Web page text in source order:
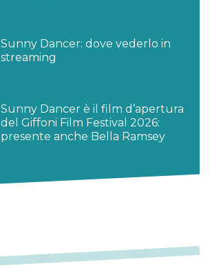
Sunny Dancer: dove vederlo in
streaming
Sunny Dancer è il film d’apertura
del Giffoni Film Festival 2026:
presente anche Bella Ramsey